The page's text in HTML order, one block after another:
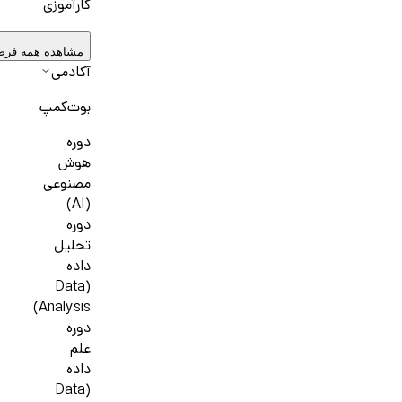
کارآموزی
مشاهده همه
آکادمی
بوت‌کمپ
دوره
هوش
مصنوعی
(AI)
دوره
تحلیل
داده
(Data
Analysis)
دوره
علم
داده
(Data